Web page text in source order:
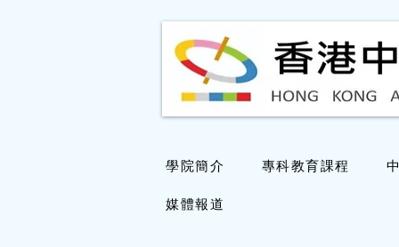
學院簡介 專科教育課程
媒體報道